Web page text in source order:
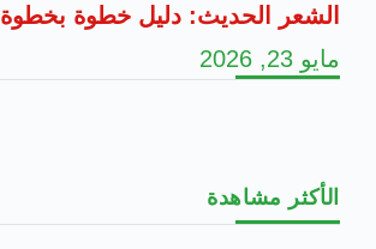
الشعر الحديث: دليل خطوة بخطوة
مايو 23, 2026
الأكثر مشاهدة